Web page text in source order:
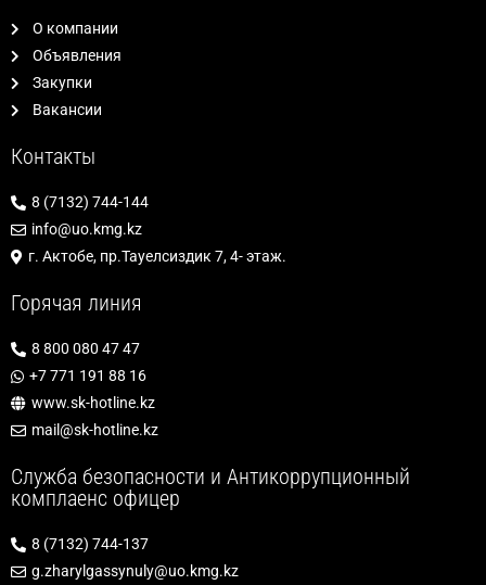
О компании
Объявления
Закупки
Вакансии
Контакты
8 (7132) 744-144
info@uo.kmg.kz
г. Актобе, пр.Тауелсиздик 7, 4- этаж.
Горячая линия
8 800 080 47 47
+7 771 191 88 16
www.sk-hotline.kz
mail@sk-hotline.kz
Служба безопасности и Антикоррупционный
комплаенс офицер
8 (7132) 744-137
g.zharylgassynuly@uo.kmg.kz